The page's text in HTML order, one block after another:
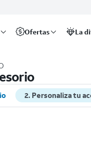
Ofertas La
2. Personaliza tu